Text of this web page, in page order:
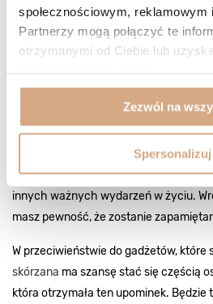
społecznościowym, reklamowym
Partnerzy mogą połączyć te
otrzymanymi od Ciebie lub
Zezwól na
Spersonalizuj
Prezent na osiemnaste urodziny to
dorosłość i pamiątka, która będzie
osobie w najważniejszych
torebka świetnie sprawdzi się jako
innych ważnych wydarzeń w życiu.
masz pewność, że zostanie
W przeciwieństwie do gadżetów, które
skórzana ma szansę stać się częścią
która otrzymała ten upominek.